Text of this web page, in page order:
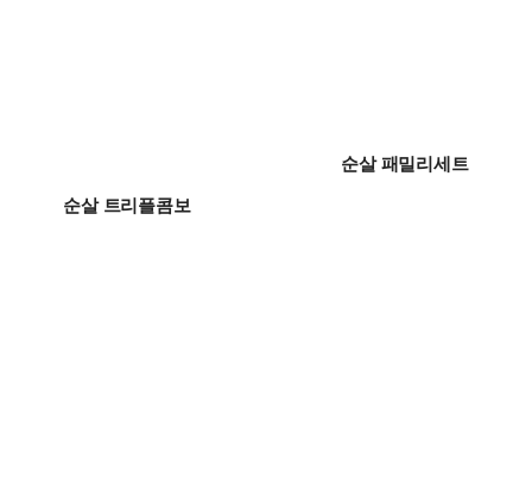
순살 트리플콤보
순살 패밀리세트